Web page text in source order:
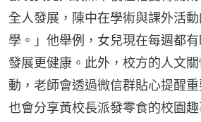
全人發展，陳中在學術與課外活
學。」他舉例，女兒現在每週都
發展更健康。此外，校方的人文
動，老師會透過微信群貼心提醒
也會分享黃校長派發零食的校園